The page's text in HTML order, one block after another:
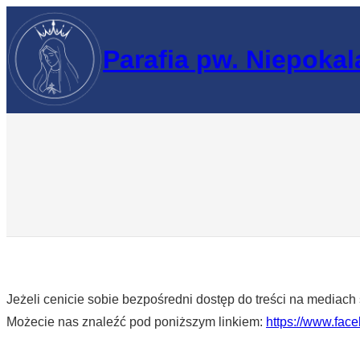
Przejdź
do
treści
Parafia pw.
Jeżeli cenicie sobie bezpośredni dostęp do treści na
Możecie nas znaleźć pod poniższym linkiem: https://